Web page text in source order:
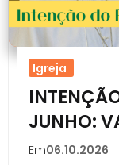
Igreja
JUNHO:
Em06.10.2026